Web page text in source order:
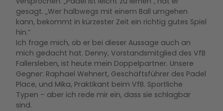
gesagt. „Wer halbwegs mit einem Ball umgehen
kann, bekommt in kürzester Zeit ein richtig gutes Spiel
hin.“
Ich frage mich, ob er bei dieser Aussage auch an
mich gedacht hat. Denny, Vorstandsmitglied des VfB
Fallersleben, ist heute mein Doppelpartner. Unsere
Gegner: Raphael Wehnert, Geschäftsführer des Padel
Place, und Mika, Praktikant beim VfB. Sportliche
Typen – aber ich rede mir ein, dass sie schlagbar
sind.